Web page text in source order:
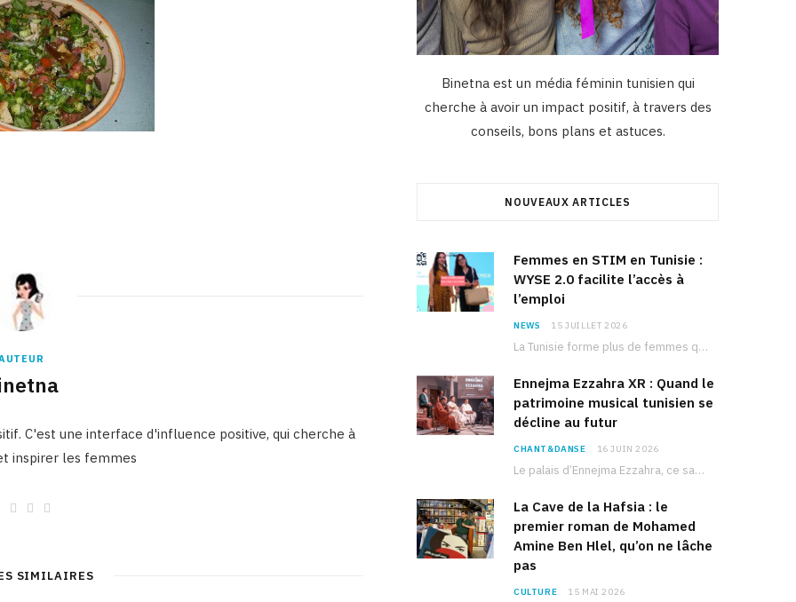
C'est une interface d'influence positive, qui cherche à
inspirer les femmes
F
o
o
I
g
r
L
d
I
SIMILAIRES
Binetna est un média féminin tunisien qui
cherche à avoir un impact positif, à travers des
conseils, bons plans et astuces.
NOUVEAUX ARTICLES
Femmes en STIM en Tunisie :
WYSE 2.0 facilite l’accès à
l’emploi
NEWS 15 JUILLET 2026
La Tunisie forme plus de femmes que d’hommes dans les filières scientifiques. Pourtant, pour beaucoup…
Ennejma Ezzahra XR : Quand le
patrimoine musical tunisien se
décline au futur
CHANT&DANSE 16 JUIN 2026
Le palais d’Ennejma Ezzahra, ce sanctuaire de la musique tunisienne et méditerranéenne construit par le…
La Cave de la Hafsia : le
premier roman de Mohamed
Amine Ben Hlel, qu’on ne lâche
pas
CULTURE 15 MAI 2026